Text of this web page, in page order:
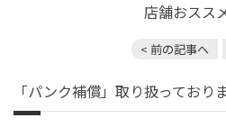
店舗おスス
< 前の記事へ
「パンク補償」取り扱っておりま